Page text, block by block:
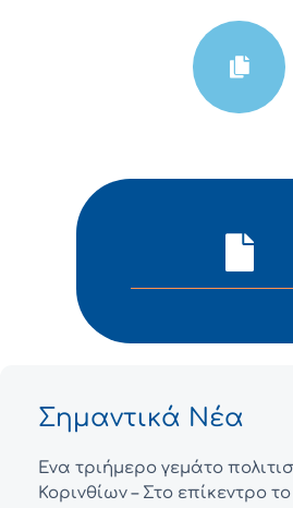
Σημαντικά Νέα
Ένα τριήμερο γεμάτο
Κορινθίων – Στο επίκεντρο